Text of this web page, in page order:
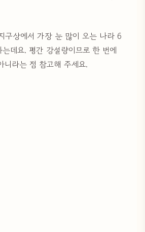
구상에서 가장 눈 많이 오는 나라 6
데요. 평간 강설량이므로 한 번에
니라는 점 참고해 주세요.